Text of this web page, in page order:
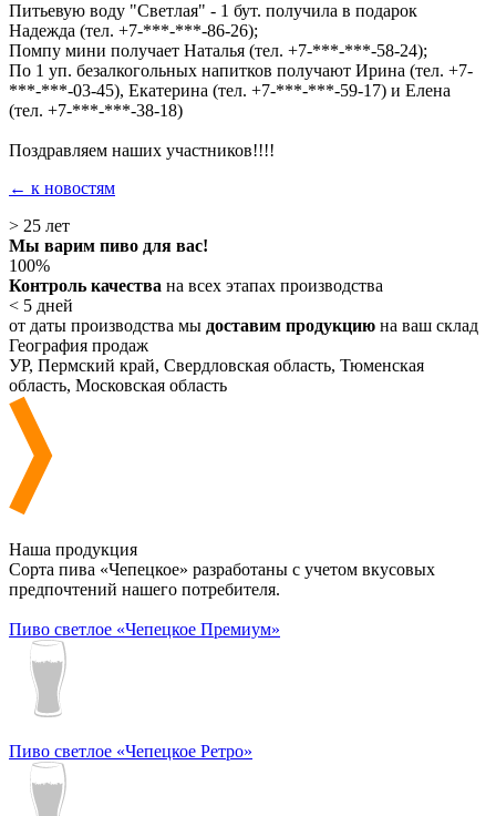
Питьевую воду "Светлая" - 1 бут. получила в подарок
Надежда (тел. +7-***-***-86-26);
Помпу мини получает Наталья (тел. +7-***-***-58-24);
По 1 уп. безалкогольных напитков получают Ирина (тел. +7-
***-***-03-45), Екатерина (тел. +7-***-***-59-17) и Елена
(тел. +7-***-***-38-18)
Поздравляем наших участников!!!!
← к новостям
> 25 лет
Мы варим пиво для вас!
100%
Контроль качества на всех этапах производства
< 5 дней
от даты производства мы доставим продукцию на ваш склад
География продаж
УР, Пермский край, Свердловская область, Тюменская
область, Московская область
Наша продукция
Сорта пива «Чепецкое» разработаны с учетом вкусовых
предпочтений нашего потребителя.
Пиво светлое «Чепецкое Премиум»
Пиво светлое «Чепецкое Ретро»